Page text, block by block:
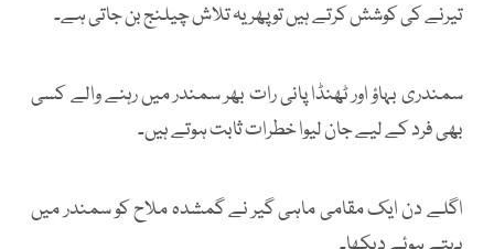
تیرنے کی کوشش کرتے ہیں تو پھر یہ تلاش چیلنج بن جاتی ہے۔
سمندری بہاؤ اور ٹھنڈا پانی رات بھر سمندر میں رہنے والے کسی
بھی فرد کے لیے جان لیوا خطرات ثابت ہوتے ہیں۔
اگلے دن ایک مقامی ماہی گیر نے گمشدہ ملاح کو سمندر میں